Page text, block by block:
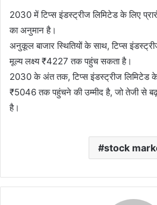
2030 में टिप्स इंडस्ट्रीज लिमिटेड के लिए
का अनुमान है।
अनुकूल बाजार स्थितियों के साथ, टिप्स
मूल्य लक्ष्य ₹4227 तक पहुंच सकता है।
2030 के अंत तक, टिप्स इंडस्ट्रीज लिमिटेड के
₹5046 तक पहुंचने की उम्मीद है, जो तेजी से
है।
stock